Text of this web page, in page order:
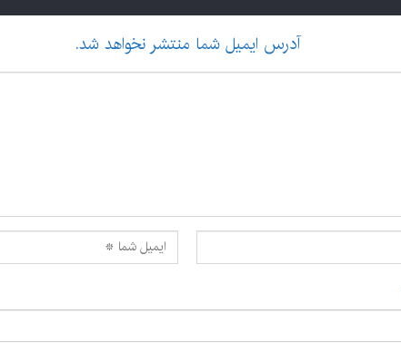
آدرس ایمیل شما منتشر نخواهد شد.